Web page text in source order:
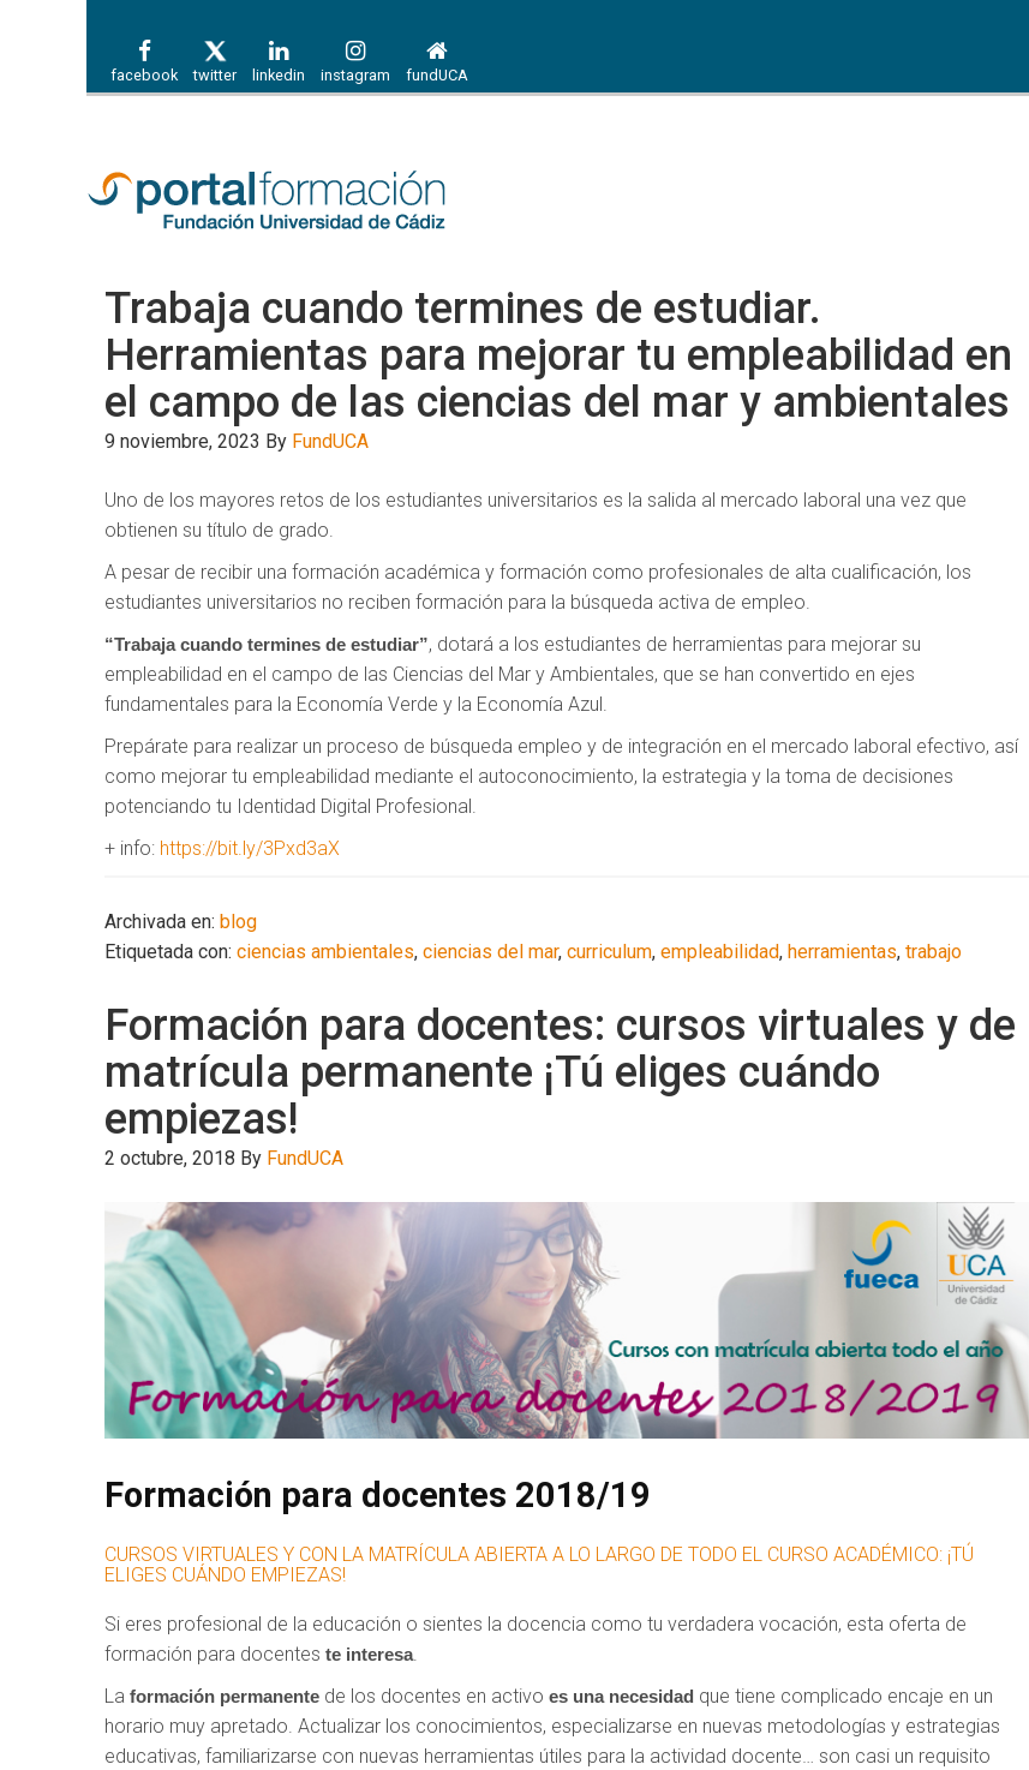
facebook twitter linkedin instagram fundUCA
Trabaja cuando termines de estudiar.
Herramientas para mejorar tu empleabilidad en
el campo de las ciencias del mar y ambientales
9 noviembre, 2023 By FundUCA
Uno de los mayores retos de los estudiantes universitarios es la salida al mercado laboral una vez que
obtienen su título de grado.
A pesar de recibir una formación académica y formación como profesionales de alta cualificación, los
estudiantes universitarios no reciben formación para la búsqueda activa de empleo.
“Trabaja cuando termines de estudiar”, dotará a los estudiantes de herramientas para mejorar su
empleabilidad en el campo de las Ciencias del Mar y Ambientales, que se han convertido en ejes
fundamentales para la Economía Verde y la Economía Azul.
Prepárate para realizar un proceso de búsqueda empleo y de integración en el mercado laboral efectivo, así
como mejorar tu empleabilidad mediante el autoconocimiento, la estrategia y la toma de decisiones
potenciando tu Identidad Digital Profesional.
+ info: https://bit.ly/3Pxd3aX
Archivada en: blog
Etiquetada con: ciencias ambientales, ciencias del mar, curriculum, empleabilidad, herramientas, trabajo
Formación para docentes: cursos virtuales y de
matrícula permanente ¡Tú eliges cuándo
empiezas!
2 octubre, 2018 By FundUCA
Formación para docentes 2018/19
CURSOS VIRTUALES Y CON LA MATRÍCULA ABIERTA A LO LARGO DE TODO EL CURSO ACADÉMICO: ¡TÚ
ELIGES CUÁNDO EMPIEZAS!
Si eres profesional de la educación o sientes la docencia como tu verdadera vocación, esta oferta de
formación para docentes te interesa.
La formación permanente de los docentes en activo es una necesidad que tiene complicado encaje en un
horario muy apretado. Actualizar los conocimientos, especializarse en nuevas metodologías y estrategias
educativas, familiarizarse con nuevas herramientas útiles para la actividad docente… son casi un requisito